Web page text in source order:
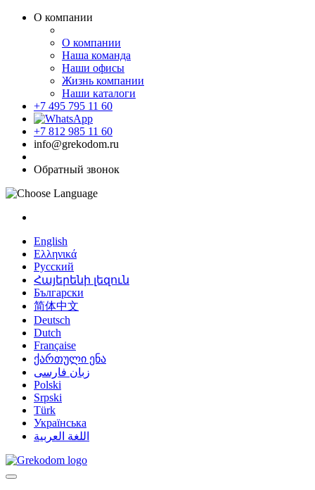
О компании
О компании
Наша команда
Наши офисы
Жизнь компании
Наши каталоги
+7 495 795 11 60
+7 812 985 11 60
info@grekodom.ru
Обратный звонок
English
Ελληνικά
Русский
Հայերենի լեզուն
Български
简体中文
Deutsch
Dutch
Française
ქართული ენა
زبان فارسی
Polski
Srpski
Türk
Українська
اللغة العربية